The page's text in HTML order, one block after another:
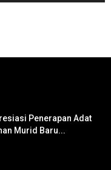
Penerapan Adat
Murid Baru...